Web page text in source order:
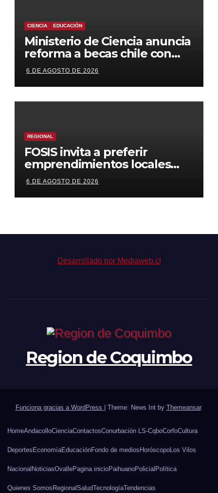
CIENCIA EDUCACIÓN
Ministerio de Ciencia anuncia
reforma a becas chile con
foco en áreas estratégicas y
descentralización
6 DE AGOSTO DE 2026
REGIONAL
FOSIS invita a preferir
emprendimientos locales
para regalar en el Día de la
Niñez
6 DE AGOSTO DE 2026
Desarrollado por Mediaweb.cl
Region de Coquimbo
Funciona gracias a WordPress Theme: News Int by Themeansar.
HomeAndacolloCienciaContactosConurbación LS-CqboCorfoCultura
Deportes EconomíaEducaciónFondo de medios HoróscopoLos Vilos
Nacional NoticiasOvallePagina inicioPaihuanoPolicial Política
Quienes SomosRegionalSaludTecnologíaTendencias